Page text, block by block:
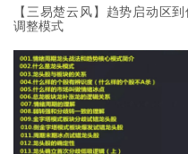
【三易楚云风】趋势启动区到
调整模式